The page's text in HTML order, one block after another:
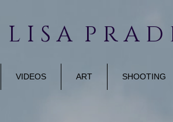
I S A P R A D
VIDEOS ART SHOOTING